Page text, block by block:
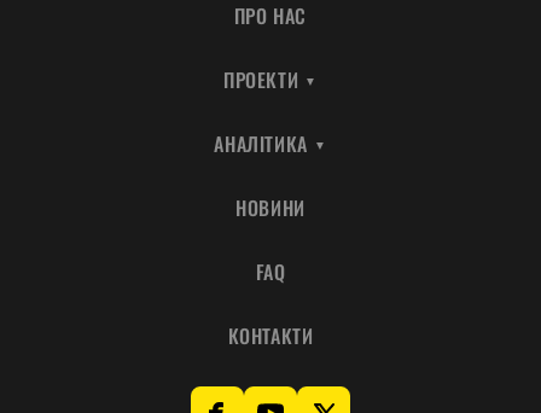
ПРО НАС
ПРОЕКТИ
АНАЛІТИКА
НОВИНИ
FAQ
КОНТАКТИ